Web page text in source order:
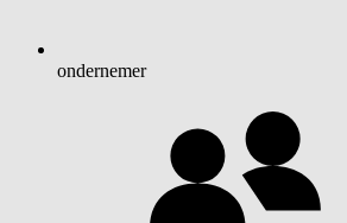
ondernemer